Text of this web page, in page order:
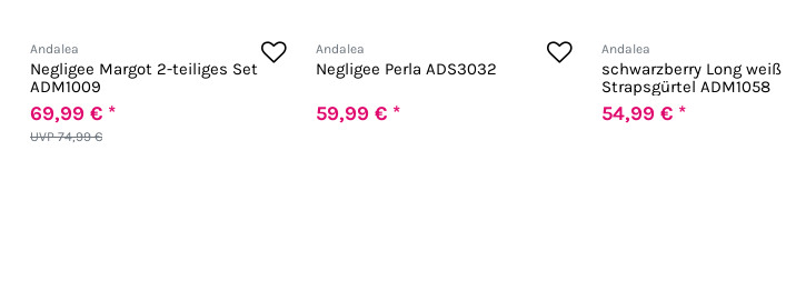
Andalea
Negligee Margot 2-teiliges Set
ADM1009
UVP 74,99 €
69,99 € *
Andalea
Negligee Perla ADS3032
59,99 € *
Andalea
schwarzberry Long weiß
Strapsgürtel ADM1058
54,99 € *